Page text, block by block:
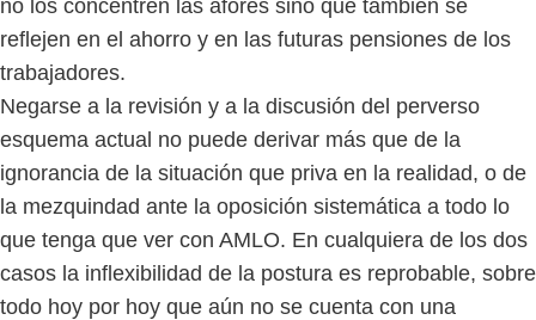
no los concentren las afores sino que también se
reflejen en el ahorro y en las futuras pensiones de los
trabajadores.
Negarse a la revisión y a la discusión del perverso
esquema actual no puede derivar más que de la
ignorancia de la situación que priva en la realidad, o de
la mezquindad ante la oposición sistemática a todo lo
que tenga que ver con AMLO. En cualquiera de los dos
casos la inflexibilidad de la postura es reprobable, sobre
todo hoy por hoy que aún no se cuenta con una